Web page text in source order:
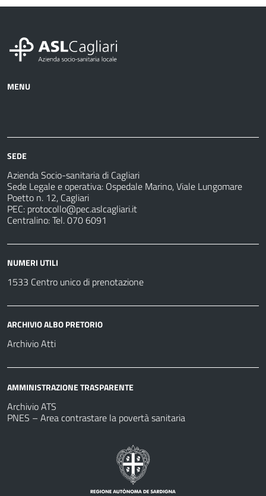
MENU
sanitarie
fare
SEDE
Azienda Socio-sanitaria di Cagliari
Sede Legale e operativa: Ospedale Marino, Viale Lungomare
Poetto n. 12, Cagliari
PEC: protocollo@pec.aslcagliari.it
Centralino: Tel. 070 6091
NUMERI UTILI
1533 Centro unico di prenotazione
ARCHIVIO ALBO PRETORIO
Archivio Atti
AMMINISTRAZIONE TRASPARENTE
Archivio ATS
PNES – Area contrastare la povertà sanitaria